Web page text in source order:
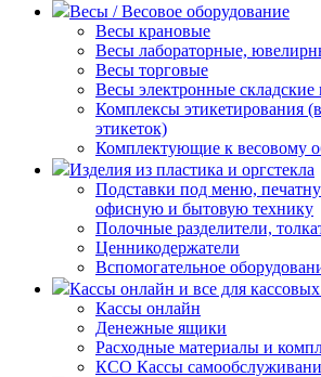
Весы / Весовое оборудование
Весы крановые
Весы лабораторные,
Весы торговые
Весы электронные складские
Комплексы этикетирования
этикеток)
Комплектующие к весовому
Изделия из пластика и оргстекла
Подставки под меню,
офисную и бытовую технику
Полочные разделители,
Ценникодержатели
Вспомогательное
Кассы онлайн и все для
Кассы онлайн
Денежные ящики
Расходные материалы и
КСО Кассы